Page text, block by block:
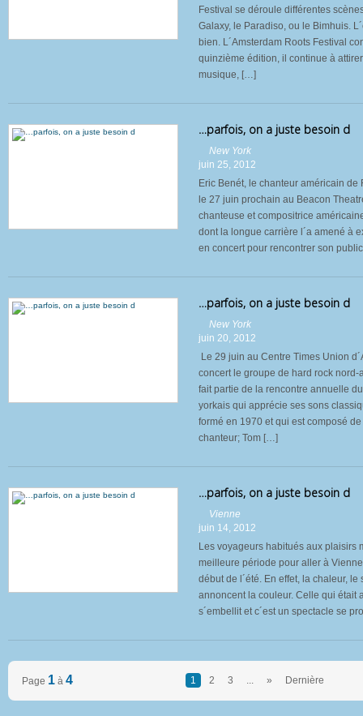
Festival se déroule différentes
Galaxy, le Paradiso, ou le Bimhuis.
bien. L´Amsterdam Roots Festival
quinzième édition, il continue à
musique, […]
…parfois, on a juste besoin d
New York
juin 25, 2012
Eric Benét, le chanteur américain
le 27 juin prochain au Beacon
chanteuse et compositrice
dont la longue carrière l´a amené à
en concert pour rencontrer son
…parfois, on a juste besoin d
New York
juin 20, 2012
Le 29 juin au Centre Times Union
concert le groupe de hard rock
fait partie de la rencontre annuelle
yorkais qui apprécie ses sons
formé en 1970 et qui est composé
chanteur; Tom […]
…parfois, on a juste besoin d
Vienne
juin 14, 2012
Les voyageurs habitués aux plaisirs
meilleure période pour aller à
début de l´été. En effet, la chaleur,
annoncent la couleur. Celle qui était
s´embellit et c´est un spectacle se
Page 1 à 4 1 2 3 ... » Dernière